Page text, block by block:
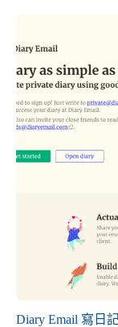
Diary Email 寫日